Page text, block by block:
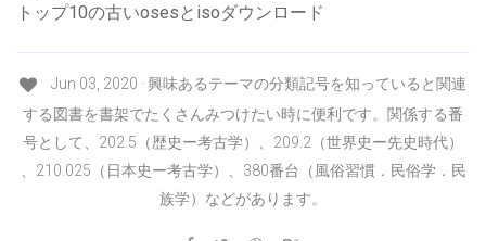
トップ10の古いosesとisoダウンロード
Jun 03, 2020 · 興味あるテーマの分類記号を知っていると関連
する図書を書架でたくさんみつけたい時に便利です。関係する番
号として、202.5（歴史ー考古学）、209.2（世界史ー先史時代）
、210.025（日本史ー考古学）、380番台（風俗習慣．民俗学．民
族学）などがあります。